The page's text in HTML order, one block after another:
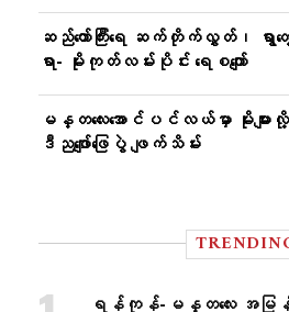
ဆည်တော်ကြီးရေ ဆက်တိုက်လွှတ်၊ ရွာ
ရာ- မိုးကုတ်လမ်းပိုင်း ရေစကျော်
မန္တလေးအောင်ပင်လယ်မှာ မိုးမျ
ဒီညဖျော်ဖြေပွဲ ဖျက်သိမ်း
ရန်ကုန်-မန္တလေး အမြန်